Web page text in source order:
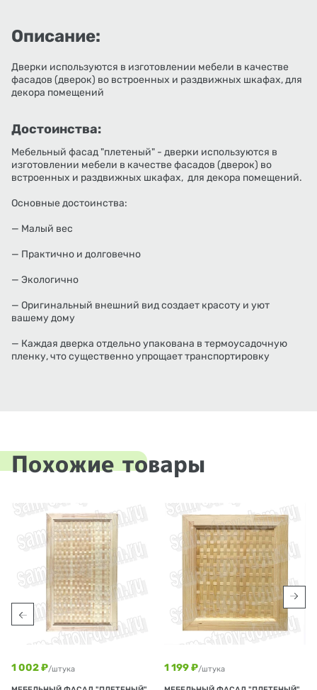
Описание:
Дверки используются в изготовлении мебели в качестве
фасадов (дверок) во встроенных и раздвижных шкафах, для
декора помещений
Достоинства:
Мебельный фасад "плетеный" - дверки используются в
изготовлении мебели в качестве фасадов (дверок) во
встроенных и раздвижных шкафах, для декора помещений.
Основные достоинства:
— Малый вес
— Практично и долговечно
— Экологично
— Оригинальный внешний вид создает красоту и уют
вашему дому
— Каждая дверка отдельно упакована в термоусадочную
пленку, что существенно упрощает транспортировку
Похожие товары
1 002 ₽/штука 1 199 ₽/штука